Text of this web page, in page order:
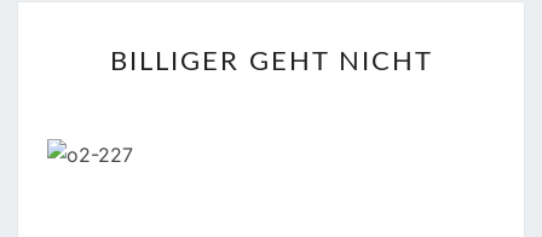
GEHT
BILLIGER GEHT NICHT